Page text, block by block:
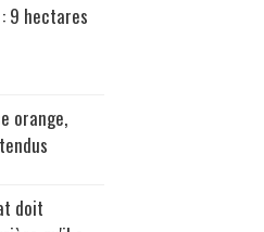
9 hectares
orange,
doit